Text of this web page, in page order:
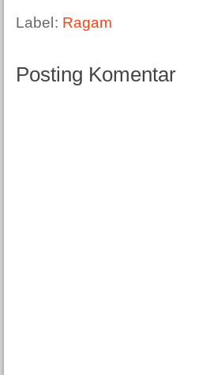
Label: Ragam
Posting Komentar